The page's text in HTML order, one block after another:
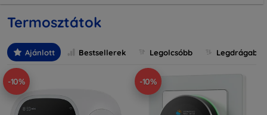
Termosztátok
Ajánlott Bestsellerek Legolcsóbb Legdrágabb
-10% -10%